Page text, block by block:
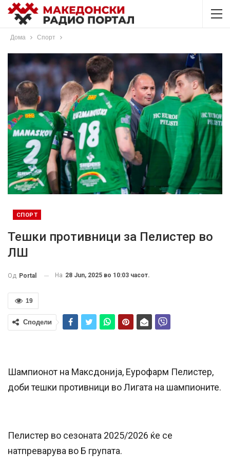
Дома Спорт
СПОРТ
Тешки противници за Пелистер во
ЛШ
Од Portal На 28 Jun, 2025 во 10:03 часот.
19
Сподели
Шампионот на Максдонија, Еурофарм Пелистер,
доби тешки противници во Лигата на шампионите.
Пелистер во сезоната 2025/2026 ќе се
натпреварува во Б групата.